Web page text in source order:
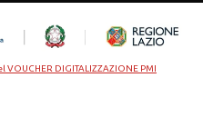
DIGITALIZZAZIONE PMI